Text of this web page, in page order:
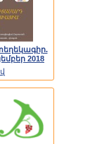
2018